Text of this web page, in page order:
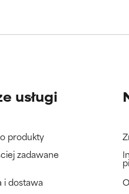
usługi
produkty
zadawane
i dostawa